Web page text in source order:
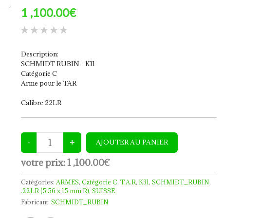
1 ,100.00€
Description:
SCHMIDT RUBIN - K11
Catégorie C
Arme pour le TAR
Calibre 22LR
votre prix:1 ,100.00€
Catégories: ARMES,Catégorie C,T.A.R, K31,SCHMIDT_RUBIN,
.22LR (5,56 x 15 mm R),SUISSE
Fabricant:SCHMIDT_RUBIN